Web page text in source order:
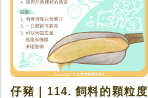
仔豬｜114. 飼料的顆粒度